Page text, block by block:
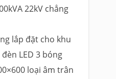
22kV chẳng
lắp đặt cho khu
LED 3 bóng
loại âm trân